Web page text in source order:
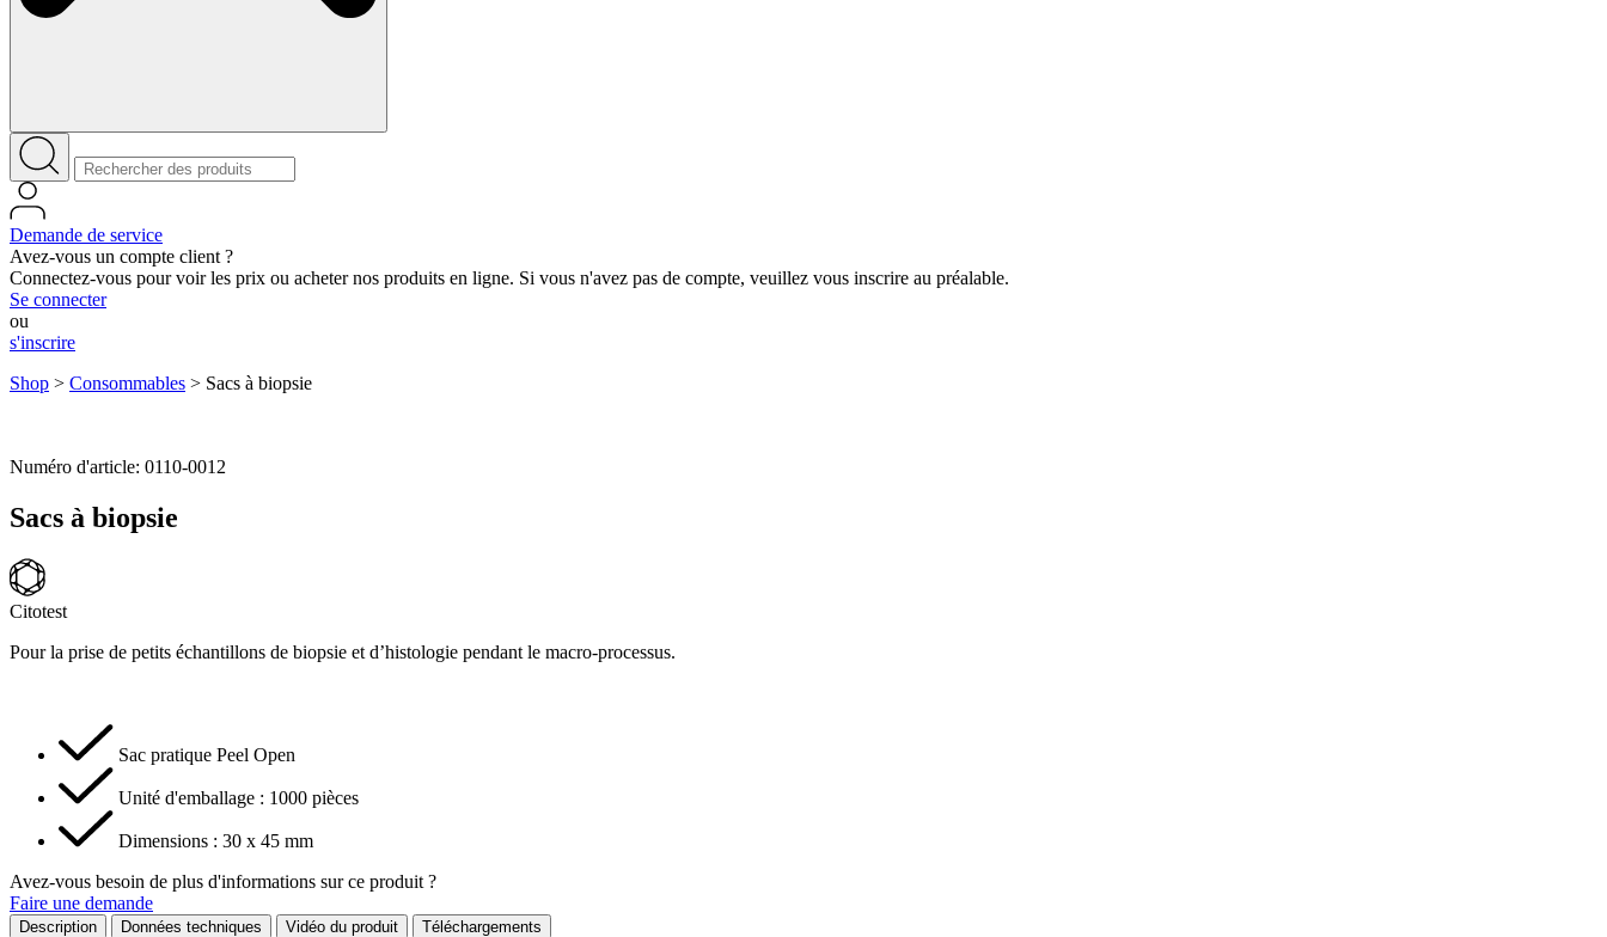
Demande de service
Avez-vous un compte client ?
Connectez-vous pour voir les prix ou acheter nos produits en ligne. Si vous n'avez pas de compte, veuillez vous inscrire au préalable.
Se connecter
ou
s'inscrire
Shop > Consommables > Sacs à biopsie
Numéro d'article: 0110-0012
Sacs à biopsie
Citotest
Pour la prise de petits échantillons de biopsie et d’histologie pendant le macro-processus.
Sac pratique Peel Open
Unité d'emballage : 1000 pièces
Dimensions : 30 x 45 mm
Avez-vous besoin de plus d'informations sur ce produit ?
Faire une demande
Description Données techniques Vidéo du produit Téléchargements